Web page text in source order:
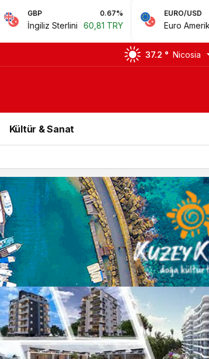
0.67%
60,81 TRY
EURO/USD 0.35%
Euro Amerikan Doları 1,18 TRY
37.2 ° Nicosia
Kültür & Sanat
Gündüz Modu
Gündüz modunu seçin.
Gece Modu
Gece modunu seçin.
Sistem Modu
Sistem modunu seçin.